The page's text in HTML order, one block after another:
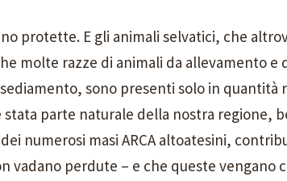
protette. E gli animali selvatici, che
molte razze di animali da allevamento
sono presenti solo in quantità
parte naturale della nostra regione,
numerosi masi ARCA altoatesini,
vadano perdute – e che queste vengano